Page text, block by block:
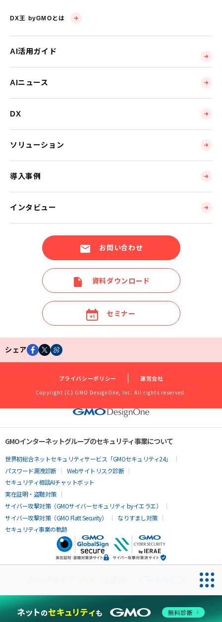
DX王 byGMOとは
AI活用ガイド
AIニュース
DX
ソリューション
導入事例
インタビュー
お問い合わせ
資料ダウンロード
セミナー
シェア
プライバシーポリシー 運営会社
Copyright (C) GMO DesignOne, Inc. All rights reserved.
GMOインターネットグループのセキュリティ事業について
世界初総合ネットセキュリティサービス「GMOセキュリティ24」
パスワード漏洩診断
Webサイトリスク診断
セキュリティ相談AIチャットボット
実在証明・盗聴対策
サイバー攻撃対策（GMOサイバーセキュリティ byイエラエ）
サイバー攻撃対策（GMO Flatt Security）
なりすまし対策
セキュリティ事業の軌跡
無料診断